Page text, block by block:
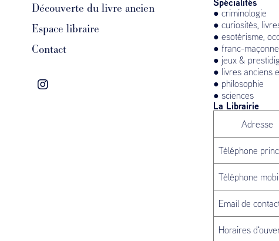
Découverte du livre ancien
Espace libraire
Contact
● criminologie
● curiosités,
● esotérisme,
● franc-
● jeux &
● livres anciens
● philosophie
● sciences
La Librairie
Adresse
Téléphone
Téléphone
Email de
Horaires